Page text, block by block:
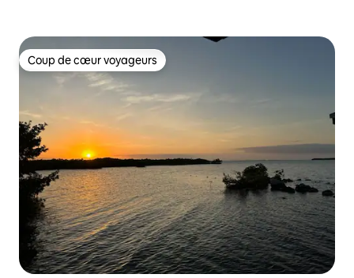
Coup de cœur voyageurs
Coup de cœur voyageurs